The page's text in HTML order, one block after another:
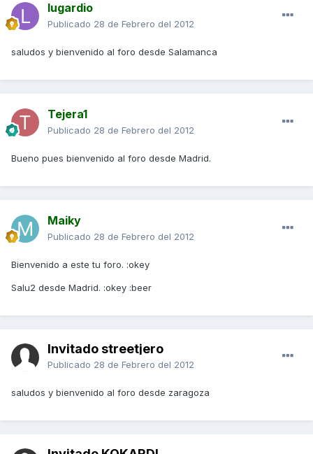
lugardio
Publicado 28 de Febrero del 2012
saludos y bienvenido al foro desde Salamanca
Tejera1
Publicado 28 de Febrero del 2012
Bueno pues bienvenido al foro desde Madrid.
Maiky
Publicado 28 de Febrero del 2012
Bienvenido a este tu foro. :okey
Salu2 desde Madrid. :okey :beer
Invitado streetjero
Publicado 28 de Febrero del 2012
saludos y bienvenido al foro desde zaragoza